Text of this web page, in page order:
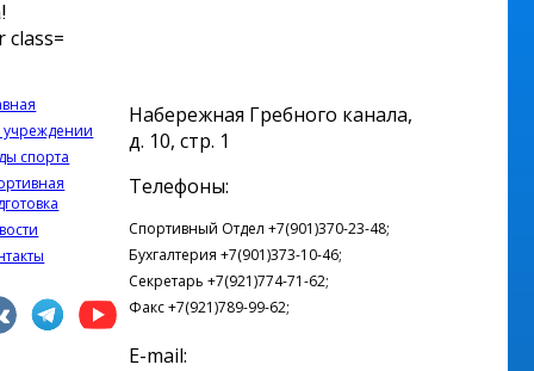
спорта
Набережная Гребного канала,
д. 10, стр. 1
Телефоны:
Спортивный Отдел +7(901)370-23-48;
Бухгалтерия +7(901)373-10-46;
Секретарь +7(921)774-71-62;
Факс +7(921)789-99-62;
E-mail: